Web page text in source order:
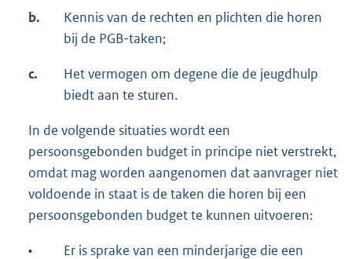
b.
Kennis van de rechten en plichten die horen
bij de PGB-taken;
c.
Het vermogen om degene die de jeugdhulp
biedt aan te sturen.
In de volgende situaties wordt een
persoonsgebonden budget in principe niet verstrekt,
omdat mag worden aangenomen dat aanvrager niet
voldoende in staat is de taken die horen bij een
persoonsgebonden budget te kunnen uitvoeren:
•
Er is sprake van een minderjarige die een